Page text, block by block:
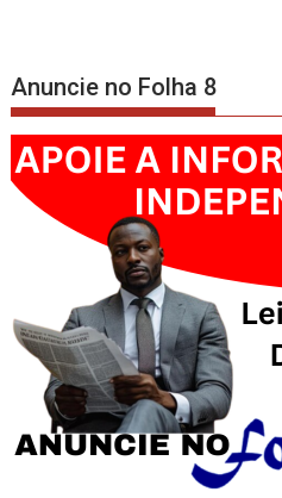
Anuncie no Folha 8